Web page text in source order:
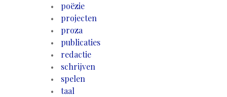
poëzie
projecten
proza
publicaties
redactie
schrijven
spelen
taal